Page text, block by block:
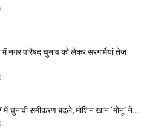
में नगर परिषद चुनाव को लेकर सरगर्मियां तेज
में चुनावी समीकरण बदले, मोशिन खान ‘मोनू’ ने...